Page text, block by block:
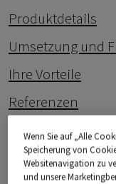
Produktdetails
Umsetzung und
Ihre Vorteile
Referenzen
FAQWenn Sie auf „Alle
Speicherung von
Websitenavigation zu
und unsere